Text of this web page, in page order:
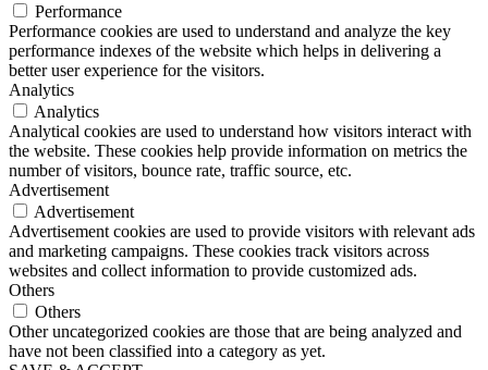
Performance
Performance cookies are used to understand and analyze the key
performance indexes of the website which helps in delivering a
better user experience for the visitors.
Analytics
Analytics
Analytical cookies are used to understand how visitors interact with
the website. These cookies help provide information on metrics the
number of visitors, bounce rate, traffic source, etc.
Advertisement
Advertisement
Advertisement cookies are used to provide visitors with relevant ads
and marketing campaigns. These cookies track visitors across
websites and collect information to provide customized ads.
Others
Others
Other uncategorized cookies are those that are being analyzed and
have not been classified into a category as yet.